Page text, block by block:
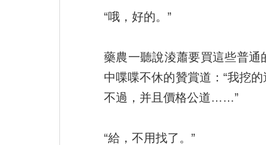
“哦，好的。”
藥農一聽說淩蕭要買這些普
中喋喋不休的贊賞道：“我挖
不過，并且價格公道……”
“給，不用找了。”